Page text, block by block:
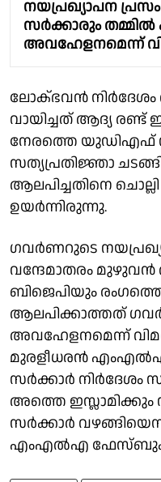
നയപ്രഖ്യാപന
സർക്കാരും
അവഹേളനമെന്ന്
ലോക്ഭവൻ
വായിച്ചത് ആദ്യ രണ്ട്
നേരത്തെ യുഡിഎഫ്
സത്യപ്രതിജ്ഞാ
ആലപിച്ചതിനെ
ഉയർന്നിരുന്നു.
ഗവർണറുടെ
വന്ദേമാതരം
ബിജെപിയും
ആലപിക്കാത്തത്
അവഹേളനമെന്ന്
മുരളീധരൻ എംഎൽഎ
സർക്കാർ നിർദേശം
അത്തെ
സർക്കാർ
എംഎൽഎ